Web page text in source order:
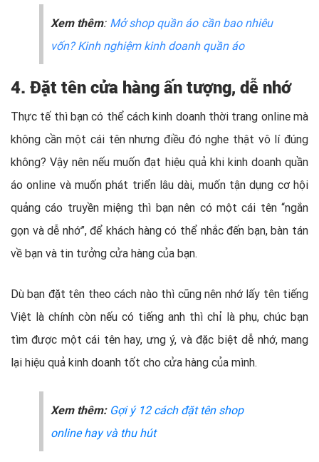
Xem thêm: Mở shop quần áo cần bao nhiêu
vốn? Kinh nghiệm kinh doanh quần áo
4. Đặt tên cửa hàng ấn tượng, dễ nhớ
Thực tế thì bạn có thể cách kinh doanh thời trang online mà
không cần một cái tên nhưng điều đó nghe thật vô lí đúng
không? Vậy nên nếu muốn đạt hiệu quả khi kinh doanh quần
áo online và muốn phát triển lâu dài, muốn tận dụng cơ hội
quảng cáo truyền miệng thì bạn nên có một cái tên “ngắn
gọn và dễ nhớ”, để khách hàng có thể nhắc đến bạn, bàn tán
về bạn và tin tưởng cửa hàng của bạn.
Dù bạn đặt tên theo cách nào thì cũng nên nhớ lấy tên tiếng
Việt là chính còn nếu có tiếng anh thì chỉ là phụ, chúc bạn
tìm được một cái tên hay, ưng ý, và đặc biệt dễ nhớ, mang
lại hiệu quả kinh doanh tốt cho cửa hàng của mình.
Xem thêm: Gợi ý 12 cách đặt tên shop
online hay và thu hút